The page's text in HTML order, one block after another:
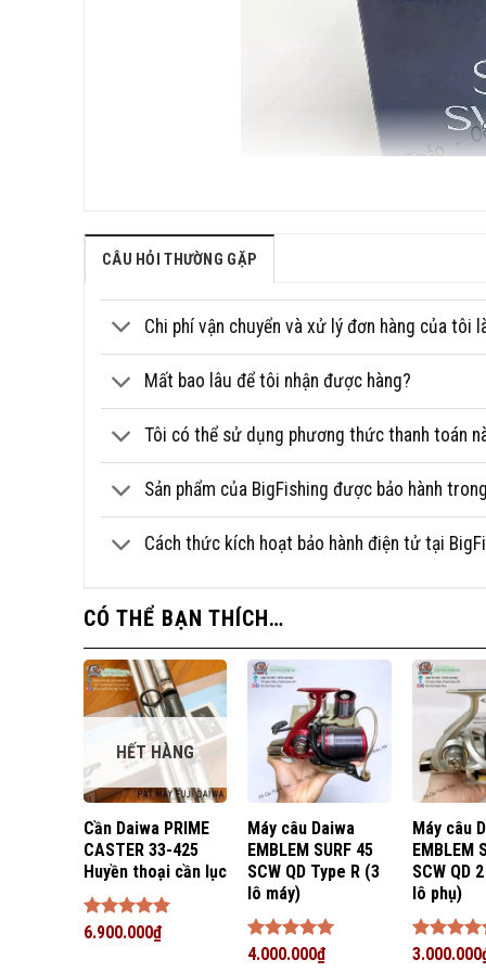
Hagane Body là gì?
Năm 2015, Shimano đã đưa cái tên“Hagane”vào tâm
mịn màng, êm ái. Làm nên tên tuổi của các dòng sản
Hagane Body là hợp chất của magie và nhôm – đây
Hagane Gear là bộ truyền động rèn nguội chính xác
chuyển tải sức mạnh hiệu quả (X-SHIP) và một thân
Thông số kỹ thuật Shimano
Shimano STRADIC SW 6000HG nổi bật với trọng lượng
Hagane Body trứ danh. Điều mà chỉ tìm thấy ở những loại
Mã hiệu sản phẩm
Tốc độ tua dây
Tỷ số truyền
Sức tải kéo
Số vòng bi
Cân nặng
Nổi trội
Nylon (số-m)
CÂU HỎI THƯỜNG GẶP
Chi phí vận chuyển và xử lý đơn hàng của tôi
Mất bao lâu để tôi nhận được hàng?
Tôi có thể sử dụng phương thức thanh toán
Sản phẩm của BigFishing được bảo hành
Cách thức kích hoạt bảo hành điện tử tại
CÓ THỂ BẠN THÍCH…
HẾT HÀNG
Cần Daiwa PRIME
CASTER 33-425
Huyền thoại cần lục
Được xếp
6.900.000₫
Máy câu Daiwa
EMBLEM SURF 45
SCW QD Type R (3
lô máy)
Được xếp
4.000.000₫
Máy câu
EMBLEM
SCW QD
lô phụ)
Được xếp
3.000.000